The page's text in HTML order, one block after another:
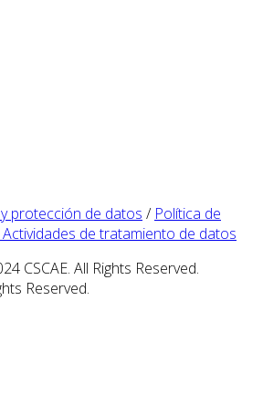
protección de datos / Política de
Actividades de tratamiento de datos
CSCAE. All Rights Reserved.
Reserved.